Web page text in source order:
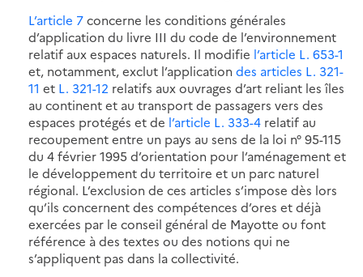
L’article 7concerne les conditions générales
d’application du livre III du code de l’environnement
relatif aux espaces naturels. Il modifie l’article L. 653-1
et, notamment, exclut l’application des articles L. 321-
11 et L. 321-12 relatifs aux ouvrages d’art reliant les îles
au continent et au transport de passagers vers des
espaces protégés et de l’article L. 333-4 relatif au
recoupement entre un pays au sens de la loi n° 95-115
du 4 février 1995 d’orientation pour l’aménagement et
le développement du territoire et un parc naturel
régional. L’exclusion de ces articles s’impose dès lors
qu’ils concernent des compétences d’ores et déjà
exercées par le conseil général de Mayotte ou font
référence à des textes ou des notions qui ne
s’appliquent pas dans la collectivité.